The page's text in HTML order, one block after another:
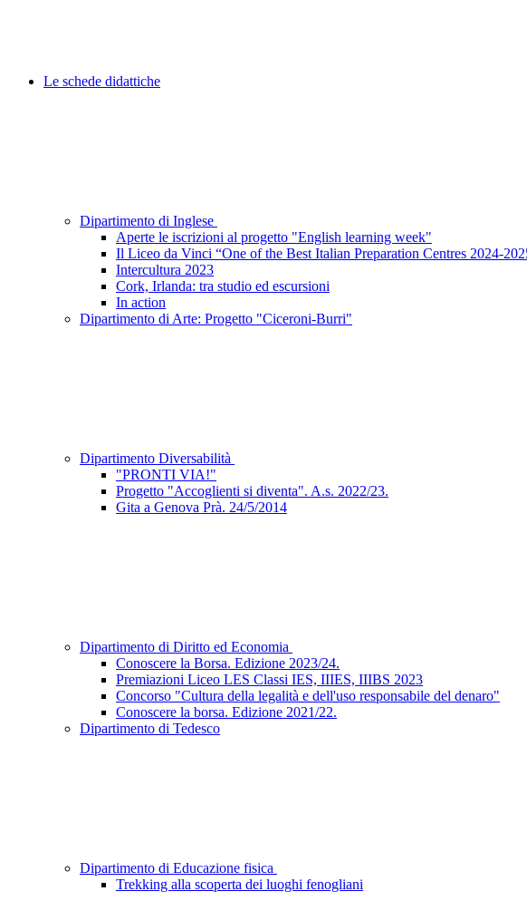
Le schede didattiche
Dipartimento di Inglese
Aperte le iscrizioni al progetto "English learning week"
Il Liceo da Vinci “One of the Best Italian Preparation Centres 2024-
Intercultura 2023
Cork, Irlanda: tra studio ed escursioni
In action
Dipartimento di Arte: Progetto "Ciceroni-Burri"
Dipartimento Diversabilità
"PRONTI VIA!"
Progetto "Accoglienti si diventa". A.s. 2022/23.
Gita a Genova Prà. 24/5/2014
Dipartimento di Diritto ed Economia
Conoscere la Borsa. Edizione 2023/24.
Premiazioni Liceo LES Classi IES, IIIES, IIIBS 2023
Concorso "Cultura della legalità e dell'uso responsabile del denaro"
Conoscere la borsa. Edizione 2021/22.
Dipartimento di Tedesco
Dipartimento di Educazione fisica
Trekking alla scoperta dei luoghi fenogliani